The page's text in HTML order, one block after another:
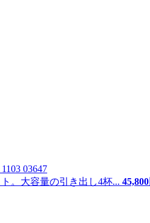
03647
。大容量の引き出し4杯... 45,800